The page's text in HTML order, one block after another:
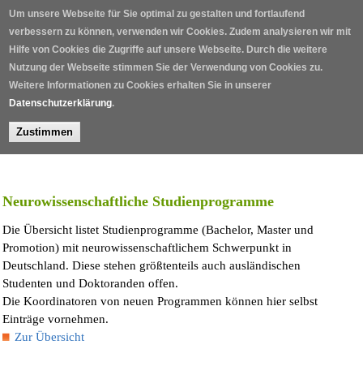
Um unsere Webseite für Sie optimal zu gestalten und fortlaufend
verbessern zu können, verwenden wir Cookies. Zudem analysieren wir mit
Hilfe von Cookies die Zugriffe auf unsere Webseite. Durch die weitere
Nutzung der Webseite stimmen Sie der Verwendung von Cookies zu.
Weitere Informationen zu Cookies erhalten Sie in unserer
Datenschutzerklärung.
Zustimmen
Direkt zum Inhalt
Home /
Neurowissenschaftliche Studienprogramme
Die Übersicht listet Studienprogramme (Bachelor, Master und
Promotion) mit neurowissenschaftlichem Schwerpunkt in
Deutschland. Diese stehen größtenteils auch ausländischen
Studenten und Doktoranden offen.
Die Koordinatoren von neuen Programmen können hier selbst
Einträge vornehmen.
Zur Übersicht